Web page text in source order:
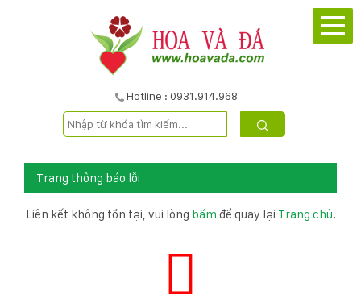
Hotline : 0931.914.968
Trang thông báo lỗi
Liên kết không tồn tại, vui lòng bấm để quay lại Trang chủ.